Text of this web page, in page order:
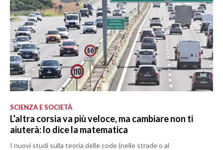
SCIENZA E SOCIETÀ
L’altra corsia va più veloce, ma cambiare non ti
aiuterà: lo dice la matematica
I nuovi studi sulla teoria delle code (nelle strade o al